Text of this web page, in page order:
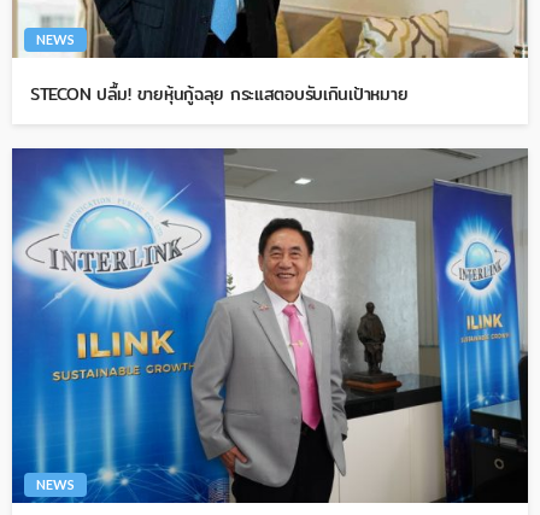
NEWS
STECON ปลื้ม! ขายหุ้นกู้ฉลุย กระแสตอบรับเกินเป้าหมาย
NEWS